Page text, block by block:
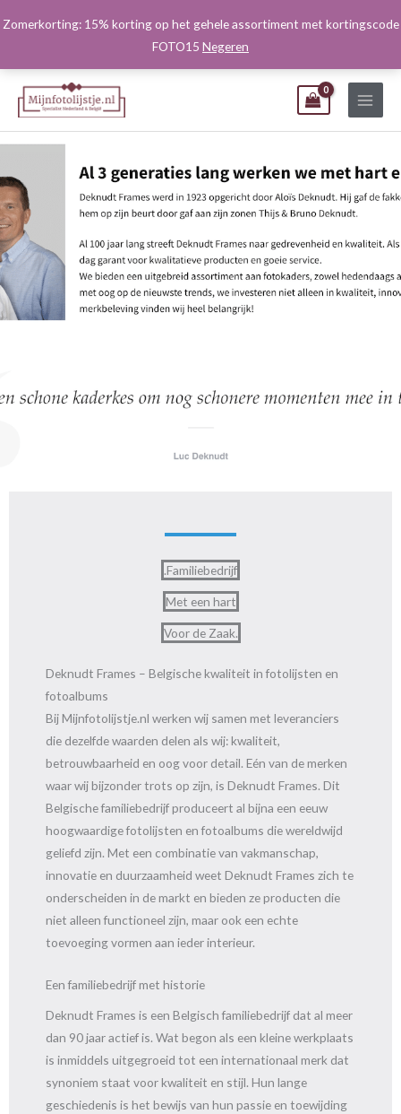
Zomerkorting: 15% korting op het gehele assortiment met kortingscode
FOTO15 Negeren
naar
.Familiebedrijf
Met een hart
Voor de Zaak.
Deknudt Frames – Belgische kwaliteit in fotolijsten en
fotoalbums
Bij Mijnfotolijstje.nl werken wij samen met leveranciers
die dezelfde waarden delen als wij: kwaliteit,
betrouwbaarheid en oog voor detail. Eén van de merken
waar wij bijzonder trots op zijn, is Deknudt Frames. Dit
Belgische familiebedrijf produceert al bijna een eeuw
hoogwaardige fotolijsten en fotoalbums die wereldwijd
geliefd zijn. Met een combinatie van vakmanschap,
innovatie en duurzaamheid weet Deknudt Frames zich te
onderscheiden in de markt en bieden ze producten die
niet alleen functioneel zijn, maar ook een echte
toevoeging vormen aan ieder interieur.
Een familiebedrijf met historie
Deknudt Frames is een Belgisch familiebedrijf dat al meer
dan 90 jaar actief is. Wat begon als een kleine werkplaats
is inmiddels uitgegroeid tot een internationaal merk dat
synoniem staat voor kwaliteit en stijl. Hun lange
geschiedenis is het bewijs van hun passie en toewijding